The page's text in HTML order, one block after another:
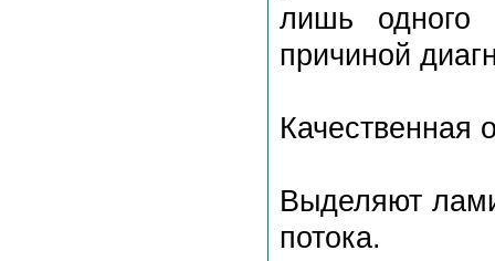
лишь одного
причиной
Качественная
Выделяют
потока.